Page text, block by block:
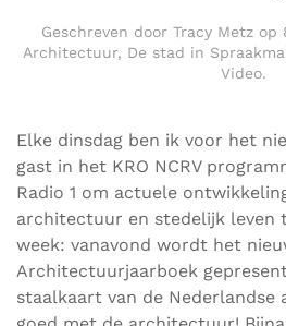
Geschreven door Tracy Metz op
Architectuur, De stad in
Video.
Elke dinsdag ben ik voor het
gast in het KRO NCRV
Radio 1 om actuele
architectuur en stedelijk leven
week: vanavond wordt het
Architectuurjaarboek
staalkaart van de